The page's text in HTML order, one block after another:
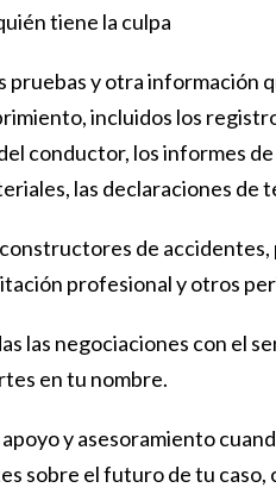
tiene la culpa
pruebas y otra información
incluidos los
conductor, los informes
las declaraciones de
de
profesional y otros
las negociaciones con el
en tu nombre.
y asesoramiento
sobre el futuro de tu caso,